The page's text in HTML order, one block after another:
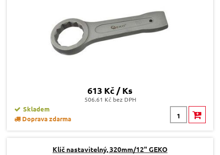
613 Kč / Ks
506.61 Kč bez DPH
Skladem
Doprava zdarma
Klíč nastavitelný, 320mm/12" GEKO